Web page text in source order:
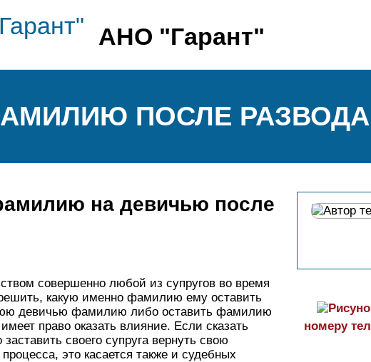
АНО "Гарант"
ПОСЛЕ РАЗВОДА
на девичью после
совершенно любой из супругов во время
какую именно фамилию ему оставить
девичью фамилию либо оставить фамилию
право оказать влияние. Если сказать
своего супруга вернуть свою
это касается также и судебных
номеру